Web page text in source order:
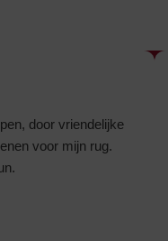
door vriendelijke
voor mijn rug.